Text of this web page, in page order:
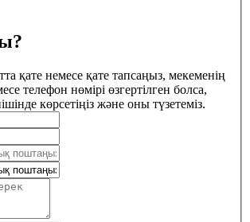
қате немесе қате тапсаңыз, мекеменің
телефон нөмірі өзгертілген болса,
көрсетіңіз және оны түзетеміз.